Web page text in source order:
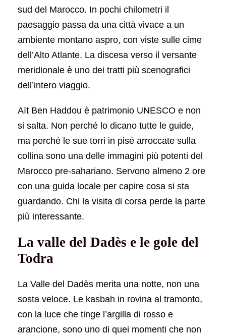
sud del Marocco. In pochi chilometri il
paesaggio passa da una città vivace a un
ambiente montano aspro, con viste sulle cime
dell’Alto Atlante. La discesa verso il versante
meridionale è uno dei tratti più scenografici
dell’intero viaggio.
Aït Ben Haddou è patrimonio UNESCO e non
si salta. Non perché lo dicano tutte le guide,
ma perché le sue torri in pisé arroccate sulla
collina sono una delle immagini più potenti del
Marocco pre-sahariano. Servono almeno 2 ore
con una guida locale per capire cosa si sta
guardando. Chi la visita di corsa perde la parte
più interessante.
La valle del Dadès e le gole del
Todra
La Valle del Dadès merita una notte, non una
sosta veloce. Le kasbah in rovina al tramonto,
con la luce che tinge l’argilla di rosso e
arancione, sono uno di quei momenti che non